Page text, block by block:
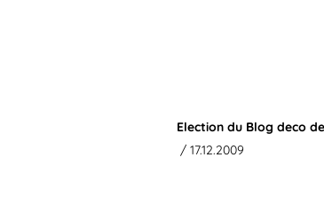
Election du Blog deco
/ 17.12.2009